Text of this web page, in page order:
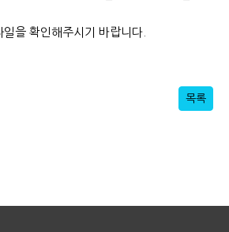
을 확인해주시기 바랍니다.
목록